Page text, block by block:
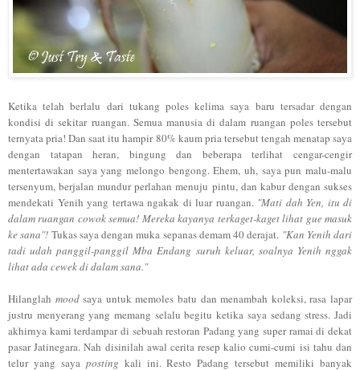
Ketika telah berlalu dari tukang poles kelima saya baru tersadar dengan
kondisidi sekitar ruangan. Semuamanusia di dalam ruangan poles tersebut
ternyata pria!Dan saatitu hampir 80% kaumpriatersebuttengah menatap saya
dengan tatapanheran, bingung dan beberapa terlihat cengar-cengir
mentertawakan saya yang melongo bengong.Ehem, uh, saya punmalu-malu
tersenyum, berjalan mundur perlahan menuju pintu, dan kabur dengan sukses
mendekati Yenih yang tertawa ngakak di luar ruangan."Mati dah Yen, itu di
dalam ruangan cowok semua! Mereka kayanya terkaget-kaget lihat gue masuk
kesana"! Tukas saya dengan muka sepanasdemam 40derajat. "Kan Yenih dari
tadi udah panggil-panggil Mba Endang suruh keluar, soalnya Yenih nggak
lihat ada cewek di dalam sana."
Hilanglah moodsaya untuk memoles batu dan menambah koleksi,rasalapar
justru menyerang yang memang selalu begitu ketika saya sedang stress. Jadi
akhirnya kami terdampar di sebuah restoran Padang yang super ramai di dekat
pasar Jatinegara. Nah disinilah awal ceritaresepkaliocumi-cumi isi tahu dan
telur yang saya posting kali ini.Resto Padangtersebut memilikibanyak